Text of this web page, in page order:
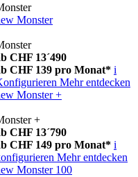
Monster
CHF 13´490
CHF 139 pro Monat* i
Mehr entdecken
Monster +
+
CHF 13´790
CHF 149 pro Monat* i
Mehr entdecken
Monster 100